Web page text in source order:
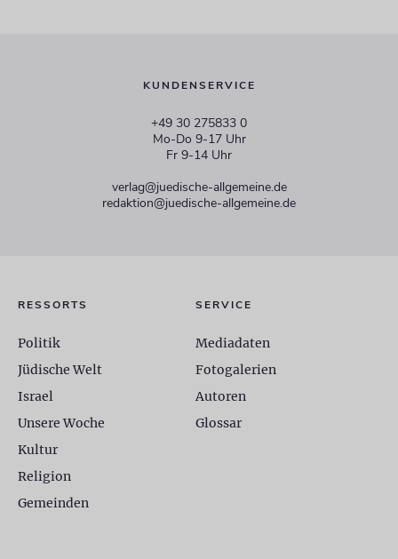
KUNDENSERVICE
+49 30 275833 0
Mo-Do 9-17 Uhr
Fr 9-14 Uhr
verlag@juedische-allgemeine.de
redaktion@juedische-allgemeine.de
RESSORTS
Politik
Jüdische Welt
Israel
Unsere Woche
Kultur
Religion
Gemeinden
SERVICE
Mediadaten
Fotogalerien
Autoren
Glossar